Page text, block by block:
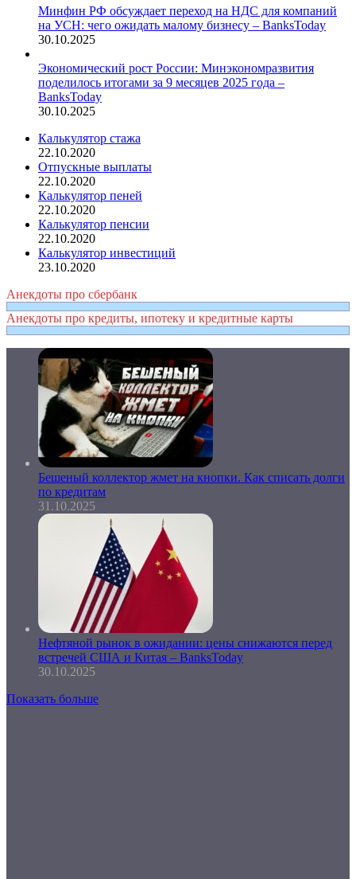
Минфин РФ обсуждает переход на НДС для компаний
на УСН: чего ожидать малому бизнесу – BanksToday
30.10.2025
Экономический рост России: Минэкономразвития
поделилось итогами за 9 месяцев 2025 года –
BanksToday
30.10.2025
Калькулятор стажа
22.10.2020
Отпускные выплаты
22.10.2020
Калькулятор пеней
22.10.2020
Калькулятор пенсии
22.10.2020
Калькулятор инвестиций
23.10.2020
Анекдоты про сбербанк
Анекдоты про кредиты, ипотеку и кредитные карты
Бешеный коллектор жмет на кнопки. Как списать долги
по кредитам
31.10.2025
Нефтяной рынок в ожидании: цены снижаются перед
встречей США и Китая – BanksToday
30.10.2025
Показать больше